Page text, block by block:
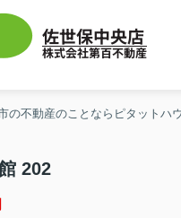
佐世保中央店
株式会社第百不動産
の不動産のことならピタットハ
202